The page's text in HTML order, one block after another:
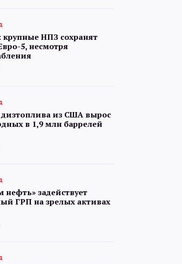
крупные НПЗ сохранят
5, несмотря
дизтоплива из США вырос
в 1,9 млн баррелей
нефть» задействует
ГРП на зрелых активах